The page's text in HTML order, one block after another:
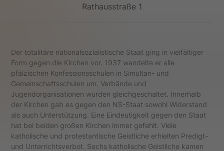
Rathausstraße 1
Der totalitäre nationalsozialistische Staat ging in vielfältiger
Form gegen die Kirchen vor. 1937 wandelte er alle
pfälzischen Konfessionsschulen in Simultan- und
Gemeinschaftsschulen um. Verbände und
Jugendorganisationen wurden gleichgeschaltet. Innerhalb
der Kirchen gab es gegen den NS-Staat sowohl Widerstand
als auch Unterstützung. Eine Eindeutigkeit gegen den Staat
hat bei beiden großen Kirchen immer gefehlt. Viele
katholische und protestantische Geistliche erhielten Predigt-
und Unterrichtsverbot. Sechs katholische Geistliche kamen